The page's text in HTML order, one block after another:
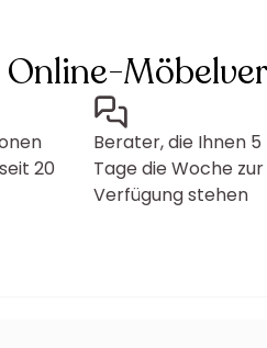
Online-
20
Berater, die Ihnen 5
Tage die Woche zur
Verfügung stehen